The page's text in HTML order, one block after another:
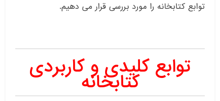
توابع کتابخانه را مورد بررسی قرار می دهیم.
توابع کلیدی و کاربردی
کتابخانه